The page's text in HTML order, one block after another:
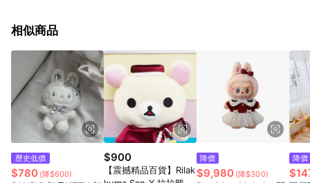
Breeze Beauty；其餘商品皆不享點數回饋。）
相似商品
歷史低價
$780 (降$600)
$900
【震撼精品百貨】Rilak
降價
$9,980 (降$300)
降價